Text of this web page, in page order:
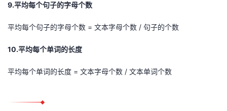
9.平均每个句子的字母个数
平均每个句子的字母个数 = 文本字母个数 / 句子的个数
10.平均每个单词的长度
平均每个单词的长度 = 文本字母个数 / 文本单词个数